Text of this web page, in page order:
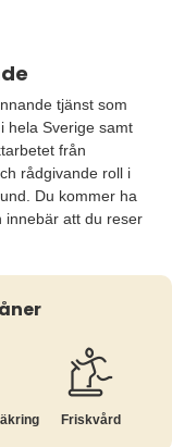
tjänst som
hela Sverige samt
från
rådgivande roll i
Du kommer ha
innebär att du reser
Friskvård